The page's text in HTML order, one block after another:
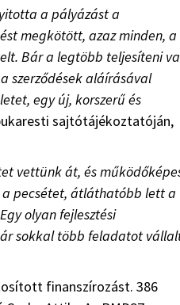
a pályázást a
megkötött, azaz minden, a
Bár a legtöbb teljesíteni
szerződések aláírásával
egy új, korszerű és
sajtótájékoztatóján,
vettünk át, és
pecsétet, átláthatóbb lett a
olyan fejlesztési
sokkal több feladatot
finanszírozást. 386